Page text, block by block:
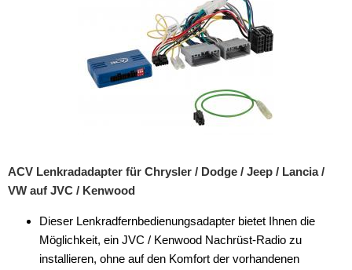
für Pointiac
für Saab
für Saturn
für Scania
ACV Lenkradadapter für Chrysler / Dodge / Jeep / Lancia /
VW auf JVC / Kenwood
Dieser Lenkradfernbedienungsadapter bietet Ihnen die
Möglichkeit, ein JVC / Kenwood Nachrüst-Radio zu
installieren, ohne auf den Komfort der vorhandenen